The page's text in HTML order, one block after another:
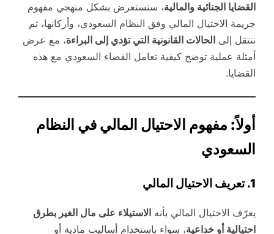
القضايا الجنائية والمالية، سنستعرض بشكل منهجي مفهوم
جريمة الاحتيال المالي وفق النظام السعودي، وأركانها، ثم
ننتقل إلى الحالات القانونية التي تؤدي إلى البراءة، مع عرض
أمثلة عملية توضح كيفية تعامل القضاء السعودي مع هذه
القضايا.
أولاً: مفهوم الاحتيال المالي في النظام
السعودي
1. تعريف الاحتيال المالي
يعرّف الاحتيال المالي بأنه الاستيلاء على مال الغير بطرق
احتيالية أو خداعية، سواء باستخدام أساليب مادية أو